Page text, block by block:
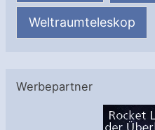
Weltraumteleskop
Werbepartner